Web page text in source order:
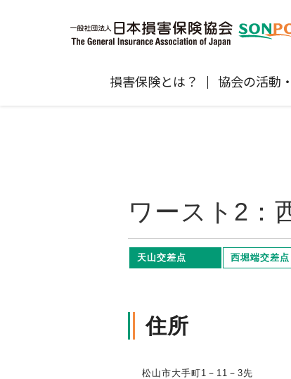
損害保険とは？ 協会の活動
個人賠償責任保険
軽消防自動車・高規格救
会員各社ニュースリリー
損害保険代理店試験公式
高齢者の交通事故防止
自然災害（風災・水災・震災等）
関するお知らせ
ワースト2：
天山交差点 西堀端交差点
住所
松山市大手町1－11－3先